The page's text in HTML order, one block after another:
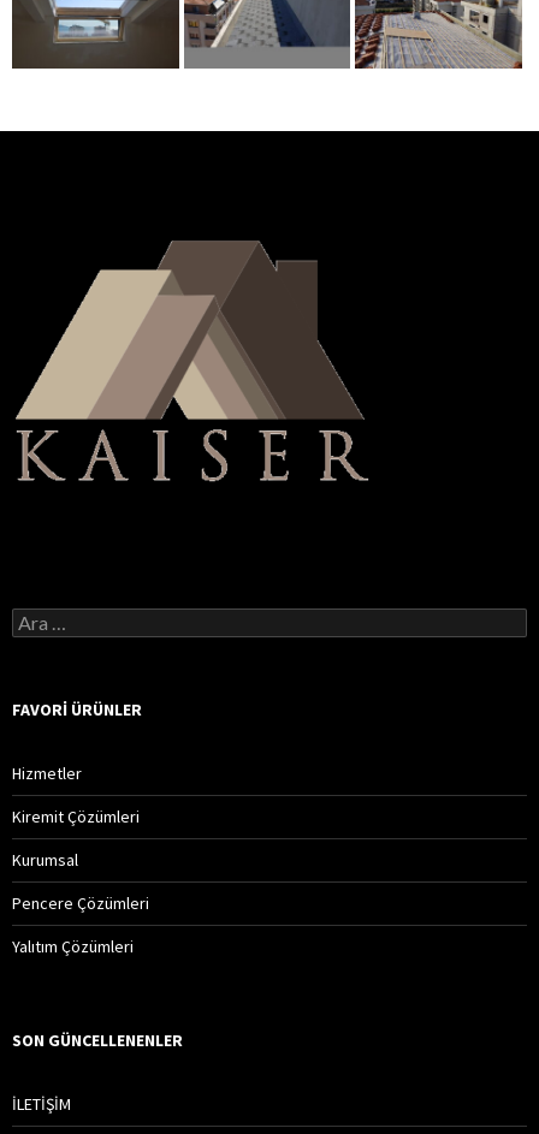
A
r
a
FAVORI ÜRÜNLER
Hizmetler
Kiremit Çözümleri
Kurumsal
Pencere Çözümleri
Yalıtım Çözümleri
SON GÜNCELLENENLER
İLETİŞİM